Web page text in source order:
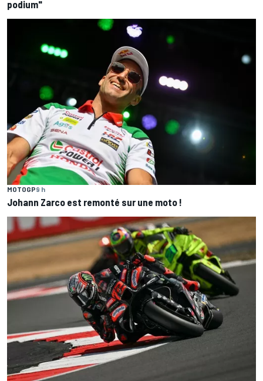
podium"
MOTOGP9 h
Johann Zarco est remonté sur une moto !